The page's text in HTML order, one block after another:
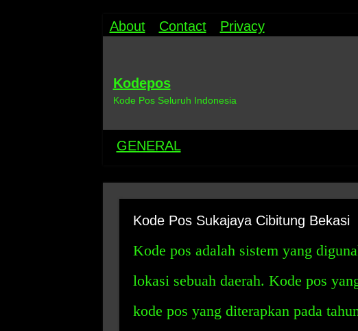
About Contact Privacy
Kodepos
Kode Pos Seluruh Indonesia
GENERAL
Kode Pos Sukajaya Cibitung Bekasi
Kode pos adalah sistem yang
lokasi sebuah daerah. Kode pos
kode pos yang diterapkan pada